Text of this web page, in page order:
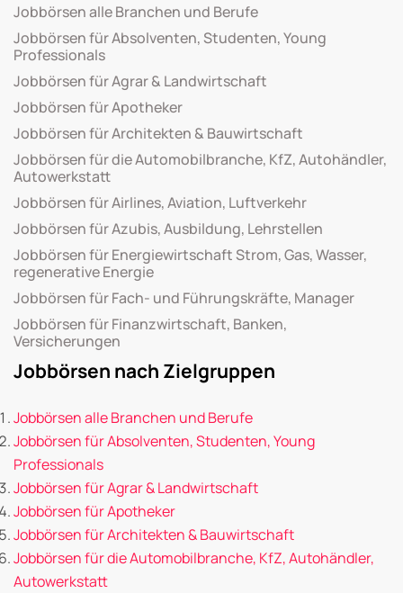
Jobbörsen alle Branchen und Berufe
Jobbörsen für Absolventen, Studenten, Young
Professionals
Jobbörsen für Agrar & Landwirtschaft
Jobbörsen für Apotheker
Jobbörsen für Architekten & Bauwirtschaft
Jobbörsen für die Automobilbranche, KfZ, Autohändler,
Autowerkstatt
Jobbörsen für Airlines, Aviation, Luftverkehr
Jobbörsen für Azubis, Ausbildung, Lehrstellen
Jobbörsen für Energiewirtschaft Strom, Gas, Wasser,
regenerative Energie
Jobbörsen für Fach- und Führungskräfte, Manager
Jobbörsen für Finanzwirtschaft, Banken,
Versicherungen
Jobbörsen nach Zielgruppen
Jobbörsen alle Branchen und Berufe
Jobbörsen für Absolventen, Studenten, Young
Professionals
Jobbörsen für Agrar & Landwirtschaft
Jobbörsen für Apotheker
Jobbörsen für Architekten & Bauwirtschaft
Jobbörsen für die Automobilbranche, KfZ, Autohändler,
Autowerkstatt